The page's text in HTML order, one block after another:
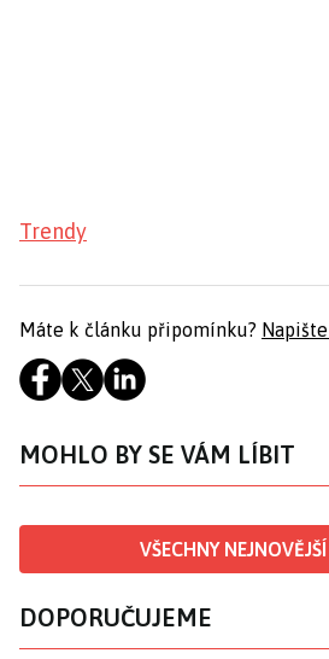
Trendy
Máte k článku připomínku?
MOHLO BY SE VÁM LÍBIT
VŠECHNY
DOPORUČUJEME